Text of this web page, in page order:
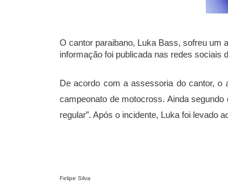
O cantor paraibano, Luka Bass, sofreu um
informação foi publicada nas redes sociais
De acordo com a assessoria do cantor, o
campeonato de motocross. Ainda
regular”. Após o incidente, Luka foi levado
Felipe Silva